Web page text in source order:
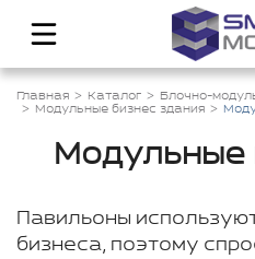
Главная Каталог
Блочно-
Модульные бизнес здания
Модульные
Павильоны
бизнеса, поэтому